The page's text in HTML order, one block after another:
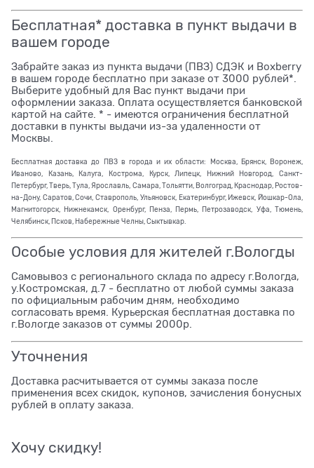
Бесплатная* доставка в пункт выдачи в
вашем городе
Забрайте заказ из пункта выдачи (ПВЗ) СДЭК и Boxberry
в вашем городе бесплатно при заказе от 3000 рублей*.
Выберите удобный для Вас пункт выдачи при
оформлении заказа. Оплата осуществляется банковской
картой на сайте. * - имеются ограничения бесплатной
доставки в пункты выдачи из-за удаленности от
Москвы.
Бесплатная доставка до ПВЗ в города и их области: Москва, Брянск, Воронеж,
Иваново, Казань, Калуга, Кострома, Курск, Липецк, Нижний Новгород, Санкт-
Петербург, Тверь, Тула, Ярославль, Самара, Тольятти, Волгоград, Краснодар, Ростов-
на-Дону, Саратов, Сочи, Ставрополь, Ульяновск, Екатеринбург, Ижевск, Йошкар-Ола,
Магнитогорск, Нижнекамск, Оренбург, Пенза, Пермь, Петрозаводск, Уфа, Тюмень,
Челябинск, Псков, Набережные Челны, Сыктывкар.
Особые условия для жителей г.Вологды
Самовывоз с регионального склада по адресу г.Вологда,
у.Костромская, д.7 - бесплатно от любой суммы заказа
по официальным рабочим дням, необходимо
согласовать время. Курьерская бесплатная доставка по
г.Вологде заказов от суммы 2000р.
Уточнения
Доставка расчитывается от суммы заказа после
применения всех скидок, купонов, зачисления бонусных
рублей в оплату заказа.
Хочу скидку!